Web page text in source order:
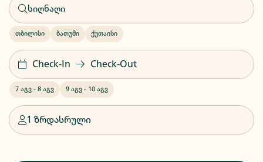
თბილისი ბათუმი ქუთაისი
Check-In Check-Out
7 აგვ - 8 აგვ 9 აგვ - 10 აგვ
1 ზრდასრული